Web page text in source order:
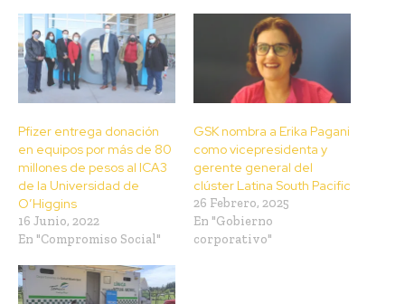
Pfizer entrega donación
en equipos por más de 80
millones de pesos al ICA3
de la Universidad de
O’Higgins
16 Junio, 2022
En "Compromiso Social"
GSK nombra a Erika Pagani
como vicepresidenta y
gerente general del
clúster Latina South Pacific
26 Febrero, 2025
En "Gobierno
corporativo"